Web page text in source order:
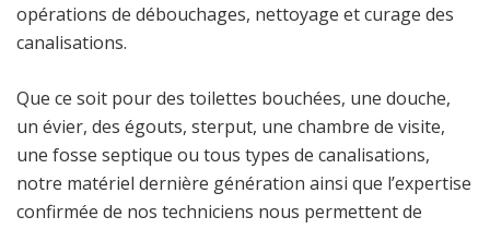
opérations de débouchages, nettoyage et curage des
canalisations.
Que ce soit pour des toilettes bouchées, une douche,
un évier, des égouts, sterput, une chambre de visite,
une fosse septique ou tous types de canalisations,
notre matériel dernière génération ainsi que l’expertise
confirmée de nos techniciens nous permettent de